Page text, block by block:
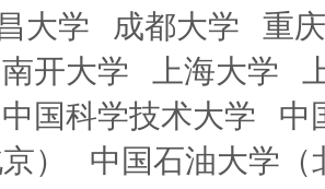
大学 成都大学
重
南开大学 上海大学
中国科学技术大学
中
）
中国石油大学（